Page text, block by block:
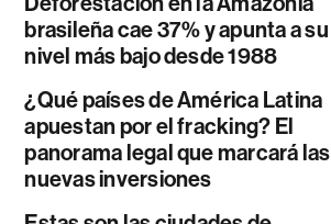
brasileña cae 37% y apunta a su
nivel más bajo desde 1988
¿Qué países de América Latina
apuestan por el fracking? El
panorama legal que marcará las
nuevas inversiones